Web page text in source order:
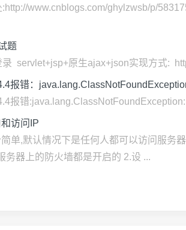
www.cnblogs.com/ghylzwsb/p/
题
servlet+jsp+原生ajax+json实现方式:
报错：
报错
访问IP
单,默认情况下是任何人都可以访问服务
务器上的防火墙都是开启的 2.设 ...